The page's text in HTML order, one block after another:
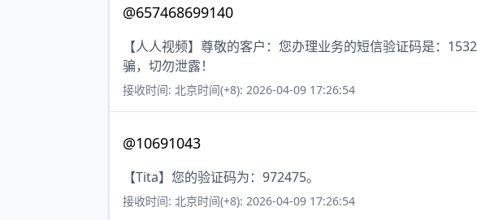
@657468699140
【人人视频】尊敬的客户：您办理业务的短信验证码是：
骗，切勿泄露！
接收时间: 北京时间(+8): 2026-04-09 17:26:54
@10691043
【Tita】您的验证码为：972475。
接收时间: 北京时间(+8): 2026-04-09 17:26:54